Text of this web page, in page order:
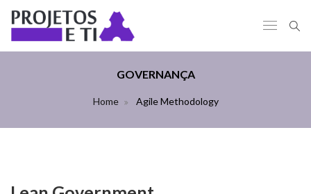
GOVERNANÇA
Home Agile Methodology